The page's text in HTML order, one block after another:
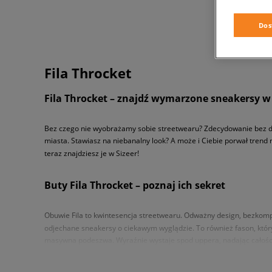
Fila Throcket
Fila Throcket – znajdź wymarzone sneakersy w
Bez czego nie wyobrażamy sobie streetwearu? Zdecydowanie
miasta. Stawiasz na niebanalny look? A może i Ciebie porwał
teraz znajdziesz je w Sizeer!
Buty Fila Throcket – poznaj ich sekret
Obuwie Fila to kwintesencja streetwearu. Odważny design,
odjechane sneakersy o ciekawym wyglądzie. To również fason,
Wow! Robi wrażenie, prawda? Ale przejdźmy do konkretów.